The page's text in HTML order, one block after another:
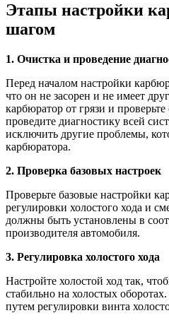
Этапы настройки
шагом
1. Очистка и проведение
Перед началом настройки
что он не засорен и не имеет
карбюратор от грязи и
проведите диагностику всей
исключить другие проблемы,
карбюратора.
2. Проверка базовых настроек
Проверьте базовые настройки
регулировки холостого хода и
должны быть установлены в
производителя автомобиля.
3. Регулировка холостого хода
Настройте холостой ход так,
стабильно на холостых
путем регулировки винта